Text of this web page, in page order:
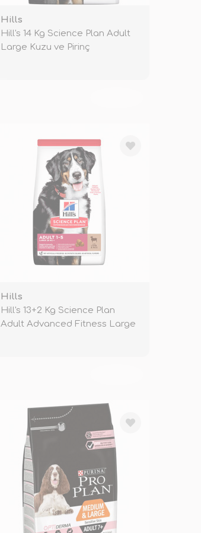
Hills
Hill's 14 Kg Science Plan Adult
Large Kuzu ve Pirinç
Hills
Hill's 13+2 Kg Science Plan
Adult Advanced Fitness Large